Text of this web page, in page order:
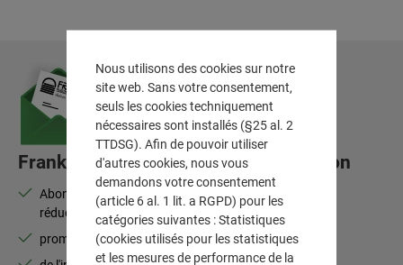
Frank Flechtwaren-Lettre d'information
Abonnez-vous à la newsletter et bénéficiez de 10 % de
réduction
promotions, nouveautés, best-sellers
Nous utilisons des cookies sur notre
site web. Sans votre consentement,
seuls les cookies techniquement
nécessaires sont installés (§25 al. 2
TTDSG). Afin de pouvoir utiliser
d'autres cookies, nous vous
demandons votre consentement
(article 6 al. 1 lit. a RGPD) pour les
catégories suivantes : Statistiques
(cookies utilisés pour les statistiques
et les mesures de performance de la